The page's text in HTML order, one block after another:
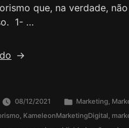
que, na verdade,
1- …
08/12/2021 Marketing
KameleonMarketingDigital